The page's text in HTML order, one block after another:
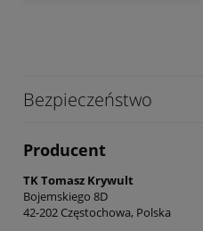
Bezpieczeństwo
Producent
TK Tomasz Krywult
Bojemskiego 8D
42-202 Częstochowa, Polska